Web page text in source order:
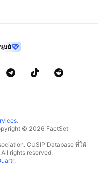
ษย์
.
© 2026 FactSet
CUSIP Database ที่ให้
rights reserved.
.